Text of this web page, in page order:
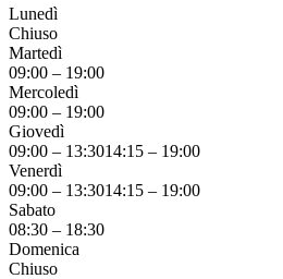
Lunedì
Chiuso
Martedì
09:00 – 19:00
Mercoledì
09:00 – 19:00
Giovedì
09:00 – 13:3014:15 – 19:00
Venerdì
09:00 – 13:3014:15 – 19:00
Sabato
08:30 – 18:30
Domenica
Chiuso